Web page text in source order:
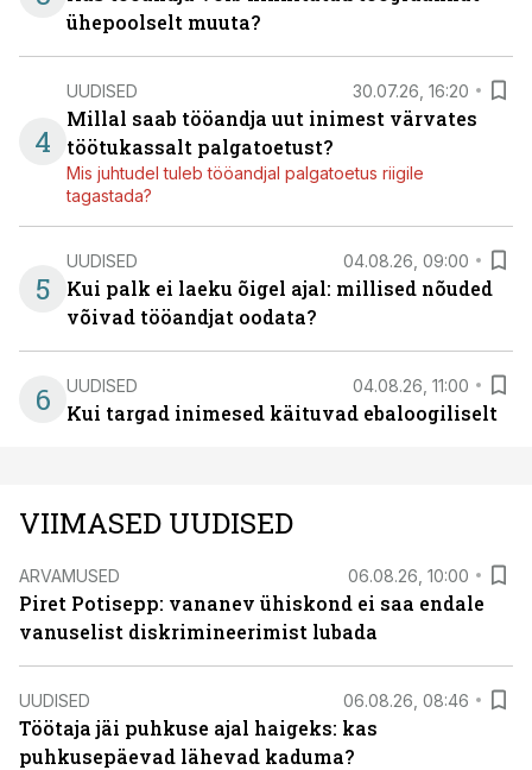
ühepoolselt muuta?
4
UUDISED 30.07.26, 16:20
Millal saab tööandja uut inimest värvates
töötukassalt palgatoetust?
Mis juhtudel tuleb tööandjal palgatoetus riigile
tagastada?
5
UUDISED 04.08.26, 09:00
Kui palk ei laeku õigel ajal: millised nõuded
võivad tööandjat oodata?
6 UUDISED 04.08.26, 11:00
Kui targad inimesed käituvad ebaloogiliselt
VIIMASED UUDISED
ARVAMUSED 06.08.26, 10:00
Piret Potisepp: vananev ühiskond ei saa endale
vanuselist diskrimineerimist lubada
UUDISED 06.08.26, 08:46
Töötaja jäi puhkuse ajal haigeks: kas
puhkusepäevad lähevad kaduma?